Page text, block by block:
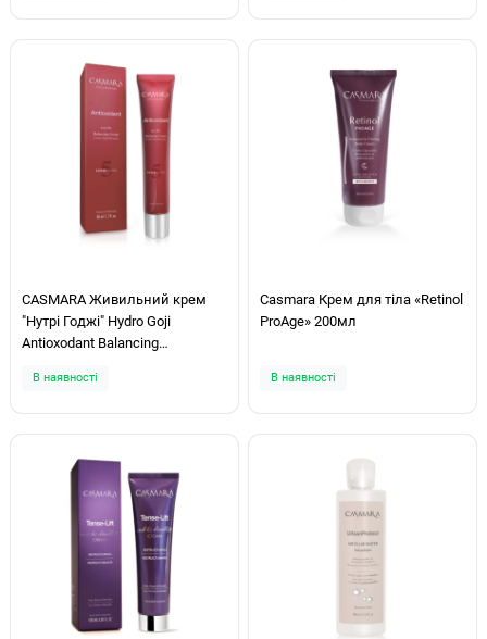
CASMARA Живильний крем
"Нутрі Годжі" Hydro Goji
Antioxodant Balancing
В наявності
Casmara Крем для тіла «Retinol
ProAge» 200мл
В наявності